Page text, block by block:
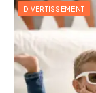
DIVERTISSEMENT